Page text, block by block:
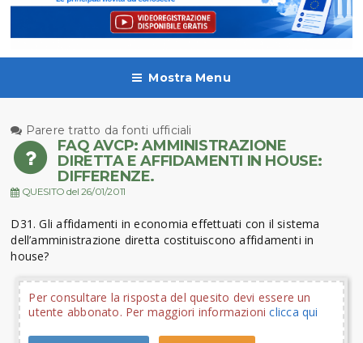
Mostra Menu
Parere tratto da fonti ufficiali
FAQ AVCP: AMMINISTRAZIONE
DIRETTA E AFFIDAMENTI IN HOUSE:
DIFFERENZE.
QUESITO del 26/01/2011
D31. Gli affidamenti in economia effettuati con il sistema
dell’amministrazione diretta costituiscono affidamenti in
house?
Per consultare la risposta del quesito devi essere un
utente abbonato. Per maggiori informazioniclicca qui